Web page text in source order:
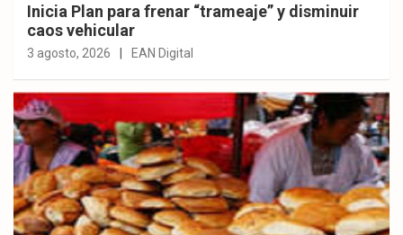
Inicia Plan para frenar “trameaje” y disminuir
caos vehicular
3 agosto, 2026 EAN Digital